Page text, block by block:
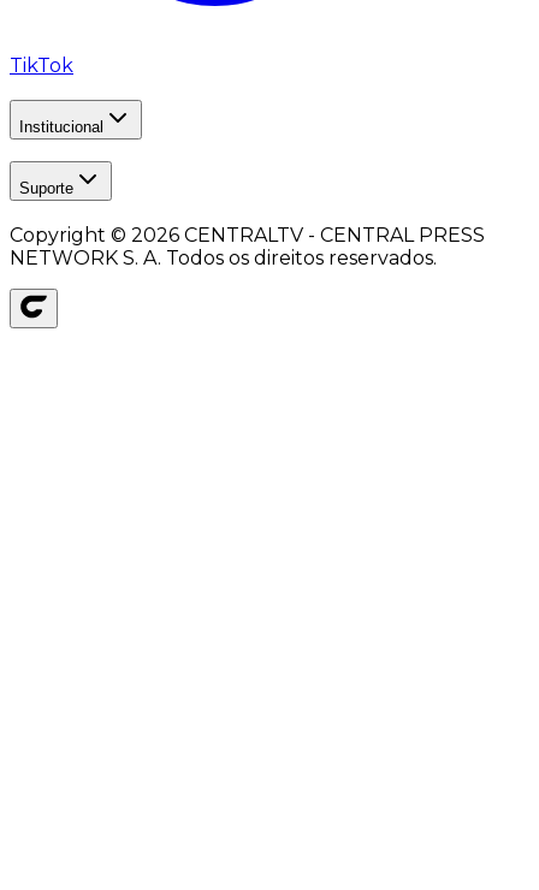
TikTok
Institucional
Suporte
Copyright © 2026 CENTRALTV - CENTRAL PRESS
NETWORK S. A. Todos os direitos reservados.